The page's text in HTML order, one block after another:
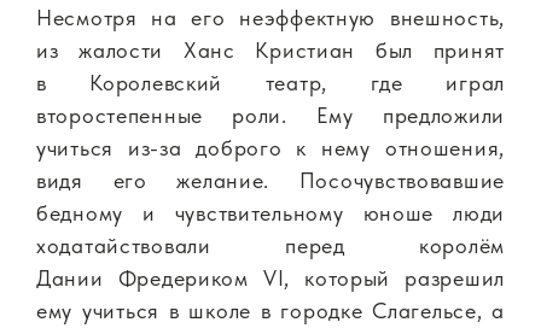
Несмотря на его неэффектную внешность,
из жалости Ханс Кристиан был принят
в Королевский театр, где играл
второстепенные роли. Ему предложили
учиться из-за доброго к нему отношения,
видя его желание. Посочувствовавшие
бедному и чувствительному юноше люди
ходатайствовали перед королём
Дании Фредериком VI, который разрешил
ему учиться в школе в городке Слагельсе, а